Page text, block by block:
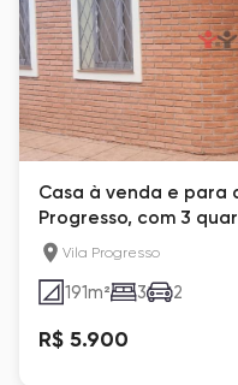
Casa à venda e para
Progresso, com 3
Vila Progresso
191m² 3 2
R$ 5.900